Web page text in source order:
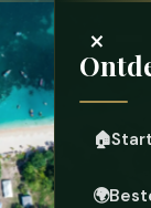
×
🏠
🌍